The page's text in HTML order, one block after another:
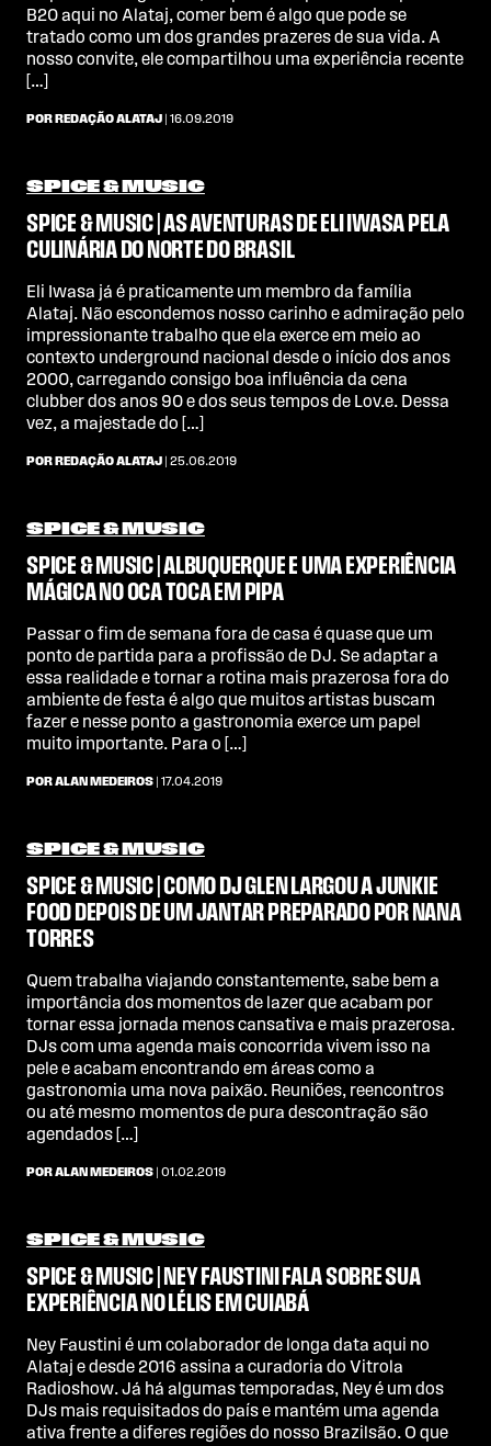
B20 aqui no Alataj, comer bem é algo que pode se
tratado como um dos grandes prazeres de sua vida. A
nosso convite, ele compartilhou uma experiência recente
[…]
POR REDAÇÃO ALATAJ | 16.09.2019
SPICE & MUSIC
SPICE & MUSIC | AS AVENTURAS DE ELI IWASA PELA
CULINÁRIA DO NORTE DO BRASIL
Eli Iwasa já é praticamente um membro da família
Alataj. Não escondemos nosso carinho e admiração pelo
impressionante trabalho que ela exerce em meio ao
contexto underground nacional desde o início dos anos
2000, carregando consigo boa influência da cena
clubber dos anos 90 e dos seus tempos de Lov.e. Dessa
vez, a majestade do […]
POR REDAÇÃO ALATAJ | 25.06.2019
SPICE & MUSIC
SPICE & MUSIC | ALBUQUERQUE E UMA EXPERIÊNCIA
MÁGICA NO OCA TOCA EM PIPA
Passar o fim de semana fora de casa é quase que um
ponto de partida para a profissão de DJ. Se adaptar a
essa realidade e tornar a rotina mais prazerosa fora do
ambiente de festa é algo que muitos artistas buscam
fazer e nesse ponto a gastronomia exerce um papel
muito importante. Para o […]
POR ALAN MEDEIROS | 17.04.2019
SPICE & MUSIC
SPICE & MUSIC | COMO DJ GLEN LARGOU A JUNKIE
FOOD DEPOIS DE UM JANTAR PREPARADO POR NANA
TORRES
Quem trabalha viajando constantemente, sabe bem a
importância dos momentos de lazer que acabam por
tornar essa jornada menos cansativa e mais prazerosa.
DJs com uma agenda mais concorrida vivem isso na
pele e acabam encontrando em áreas como a
gastronomia uma nova paixão. Reuniões, reencontros
ou até mesmo momentos de pura descontração são
agendados […]
POR ALAN MEDEIROS | 01.02.2019
SPICE & MUSIC
SPICE & MUSIC | NEY FAUSTINI FALA SOBRE SUA
EXPERIÊNCIA NO LÉLIS EM CUIABÁ
Ney Faustini é um colaborador de longa data aqui no
Alataj e desde 2016 assina a curadoria do Vitrola
Radioshow. Já há algumas temporadas, Ney é um dos
DJs mais requisitados do país e mantém uma agenda
ativa frente a diferes regiões do nosso Brazilsão. O que